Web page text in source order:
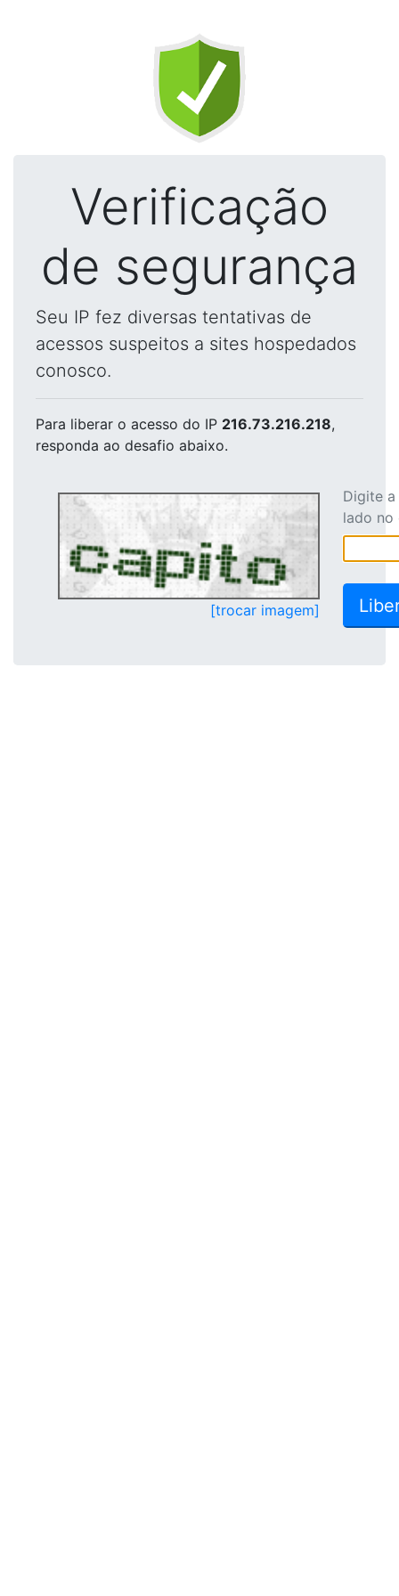
Verificação
de segurança
Seu IP fez diversas tentativas de
acessos suspeitos a sites hospedados
conosco.
Para liberar o acesso do IP 216.73.216.218,
responda ao desafio abaixo.
[trocar imagem]
Digite
lado no